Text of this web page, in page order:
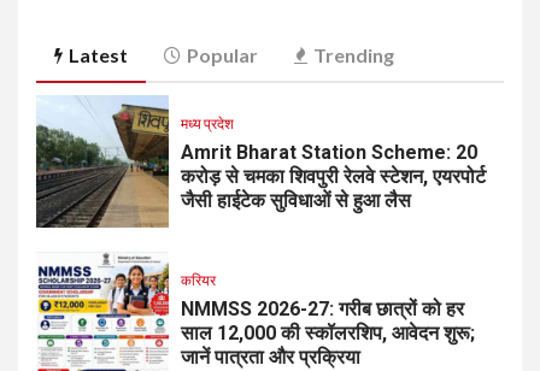
Latest Popular Trending
मध्य प्रदेश
Amrit Bharat Station Scheme: 20
करोड़ से चमका शिवपुरी रेलवे स्टेशन, एयरपोर्ट
जैसी हाईटेक सुविधाओं से हुआ लैस
करियर
NMMSS 2026-27: गरीब छात्रों को हर
साल ₹12,000 की स्कॉलरशिप, आवेदन शुरू;
जानें पात्रता और प्रक्रिया